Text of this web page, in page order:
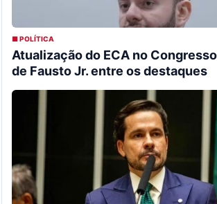
■ POLÍTICA
Atualização do ECA no
de Fausto Jr. entre os destaques